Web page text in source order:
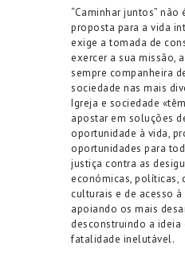
“Caminhar juntos” não
proposta para a vida
exige a tomada de
exercer a sua missão,
sempre companheira
sociedade nas mais
Igreja e sociedade
apostar em soluções
oportunidade à vida,
oportunidades para
justiça contra as
económicas, políticas,
culturais e de acesso à
apoiando os mais
desconstruindo a
fatalidade inelutável.